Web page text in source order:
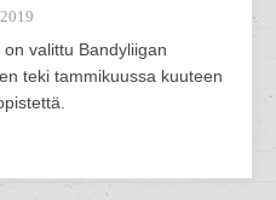
valittu Bandyliigan
teki tammikuussa kuuteen